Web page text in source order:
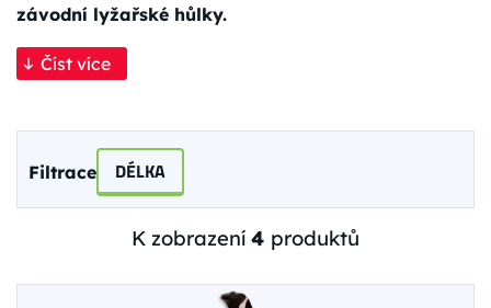
závodní lyžařské hůlky.
Číst více
Filtrace DÉLKA
K zobrazení 4 produktů